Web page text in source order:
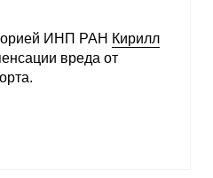
ИНП РАН Кирилл
вреда от